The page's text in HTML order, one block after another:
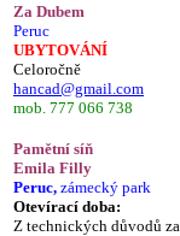
Za Dubem
Peruc
UBYTOVÁNÍ
Celoročně
hancad@gmail.com
mob. 777 066 738
Pamětní síň
Emila Filly
Peruc, zámecký park
Otevírací doba:
Z technických důvodů